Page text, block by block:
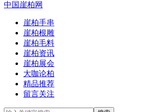
中国崖柏网
崖柏手串
崖柏根雕
崖柏毛料
崖柏资讯
崖柏展会
大咖论柏
精品推荐
留言关注